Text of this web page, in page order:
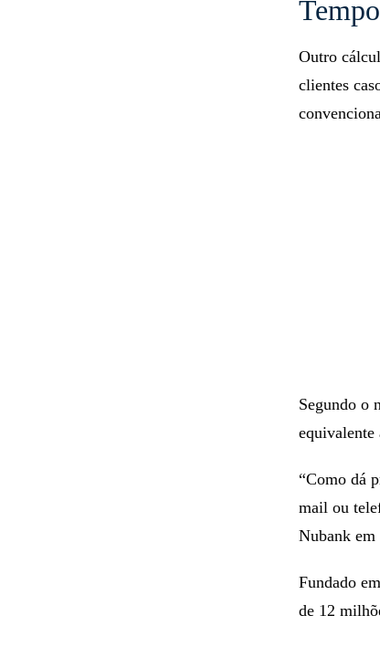
Outro
clientes
Segundo o
equivalente
“Como dá
mail ou
Nubank em
Fundado
de 12